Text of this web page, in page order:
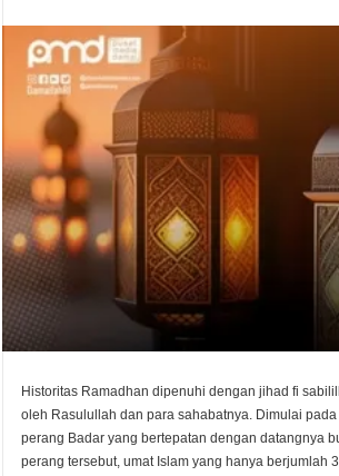
Historitas Ramadhan dipenuhi dengan jihad fi
oleh Rasulullah dan para sahabatnya. Dimulai
perang Badar yang bertepatan dengan datangnya
perang tersebut, umat Islam yang hanya berjumlah